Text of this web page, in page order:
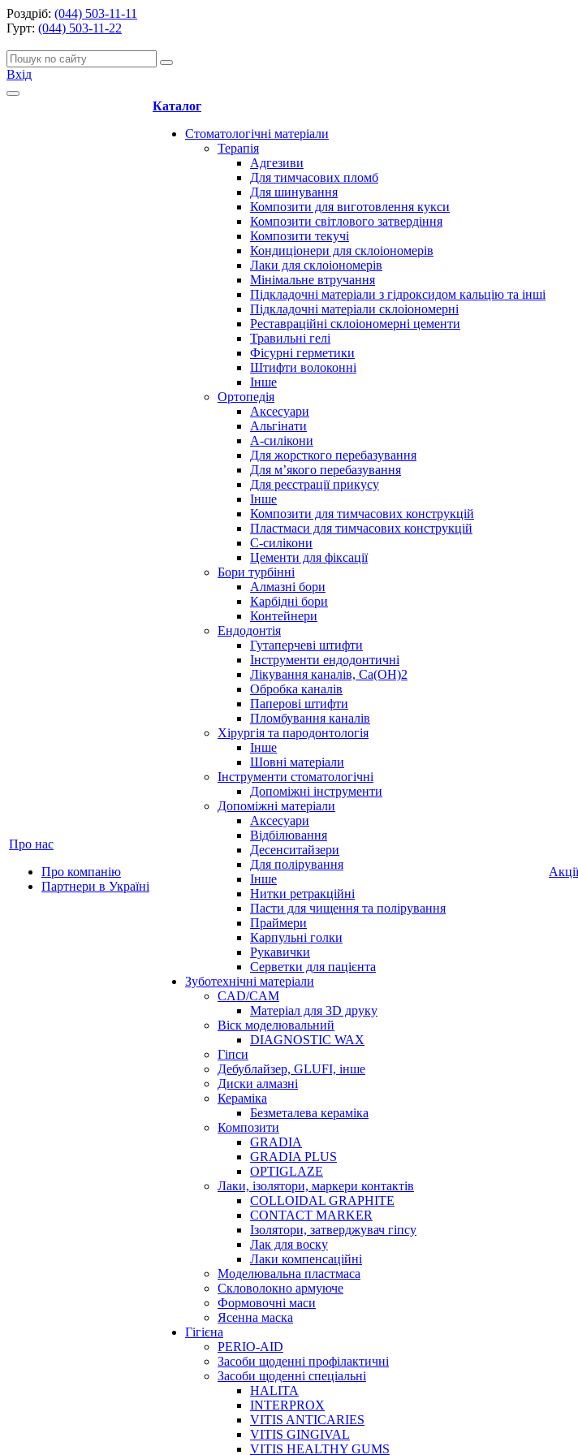
Роздріб: (044) 503-11-11
Гурт: (044) 503-11-22
Вхід
Про нас
Про компанію
Партнери в Україні
Каталог
Стоматологічні матеріали
Терапія
Адгезиви
Для тимчасових пломб
Для шинування
Композити для виготовлення кукси
Композити світлового затвердіння
Композити текучі
Кондиціонери для склоіономерів
Лаки для склоіономерів
Мінімальне втручання
Підкладочні матеріали з гідроксидом кальцію та інші
Підкладочні матеріали склоіономерні
Реставраційні склоіономерні цементи
Травильні гелі
Фісурні герметики
Штифти волоконні
Інше
Ортопедія
Аксесуари
Альгінати
А-силікони
Для жорсткого перебазування
Для м’якого перебазування
Для реєстрації прикусу
Інше
Композити для тимчасових конструкцій
Пластмаси для тимчасових конструкцій
С-силікони
Цементи для фіксації
Бори турбінні
Алмазні бори
Карбідні бори
Контейнери
Ендодонтія
Гутаперчеві штифти
Інструменти ендодонтичні
Лікування каналів, Ca(OH)2
Обробка каналів
Паперові штифти
Пломбування каналів
Хірургія та пародонтологія
Інше
Шовні матеріали
Інструменти стоматологічні
Допоміжні інструменти
Допоміжні матеріали
Аксесуари
Відбілювання
Десенситайзери
Для полірування
Інше
Нитки ретракційні
Пасти для чищення та полірування
Праймери
Карпульні голки
Рукавички
Серветки для пацієнта
Зуботехнічні матеріали
CAD/CAM
Матеріал для 3D друку
Віск моделювальний
DIAGNOSTIC WAX
Гіпси
Дебублайзер, GLUFI, інше
Диски алмазні
Кераміка
Безметалева кераміка
Композити
GRADIA
GRADIA PLUS
OPTIGLAZE
Лаки, ізолятори, маркери контактів
COLLOIDAL GRAPHITE
CONTACT MARKER
Ізолятори, затверджувач гіпсу
Лак для воску
Лаки компенсаційні
Моделювальна пластмаса
Скловолокно армуюче
Формовочні маси
Ясенна маска
Гігієна
PERIO-AID
Засоби щоденні профілактичні
Засоби щоденні спеціальні
HALITA
INTERPROX
VITIS ANTICARIES
VITIS GINGIVAL
VITIS HEALTHY GUMS
Акції